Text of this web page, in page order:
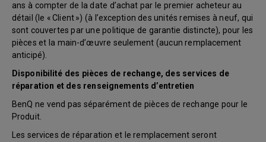
ans à compter de la date d’achat par le premier acheteur au
détail (le « Client ») (à l’exception des unités remises à neuf, qui
sont couvertes par une politique de garantie distincte), pour les
pièces et la main-d’œuvre seulement (aucun remplacement
anticipé).
Disponibilité des pièces de rechange, des services de
réparation et des renseignements d’entretien
BenQ ne vend pas séparément de pièces de rechange pour le
Produit.
Les services de réparation et le remplacement seront